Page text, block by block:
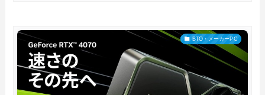
BTO・メーカーPC